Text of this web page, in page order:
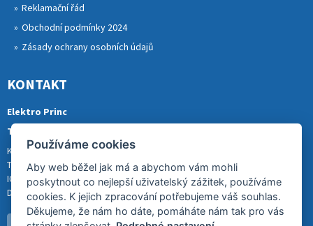
Reklamační řád
Obchodní podmínky 2024
Zásady ochrany osobních údajů
KONTAKT
Elektro Princ
Tomáš Princ
Krkonošská 290, 46841 TANVALD
Tel.: 773 880 988
IČ: 01153731
DIČ: CZ8007202522
Používáme cookies
Aby web běžel jak má a abychom vám mohli
poskytnout co nejlepší uživatelský zážitek, používáme
cookies. K jejich zpracování potřebujeme váš souhlas.
Děkujeme, že nám ho dáte, pomáháte nám tak pro vás